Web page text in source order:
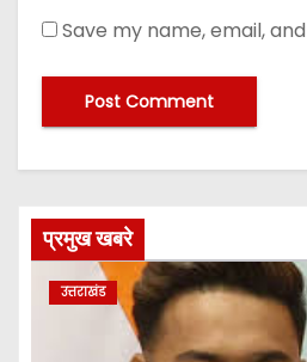
Save my name, email,
प्रमुख खबरे
उत्तराखंड